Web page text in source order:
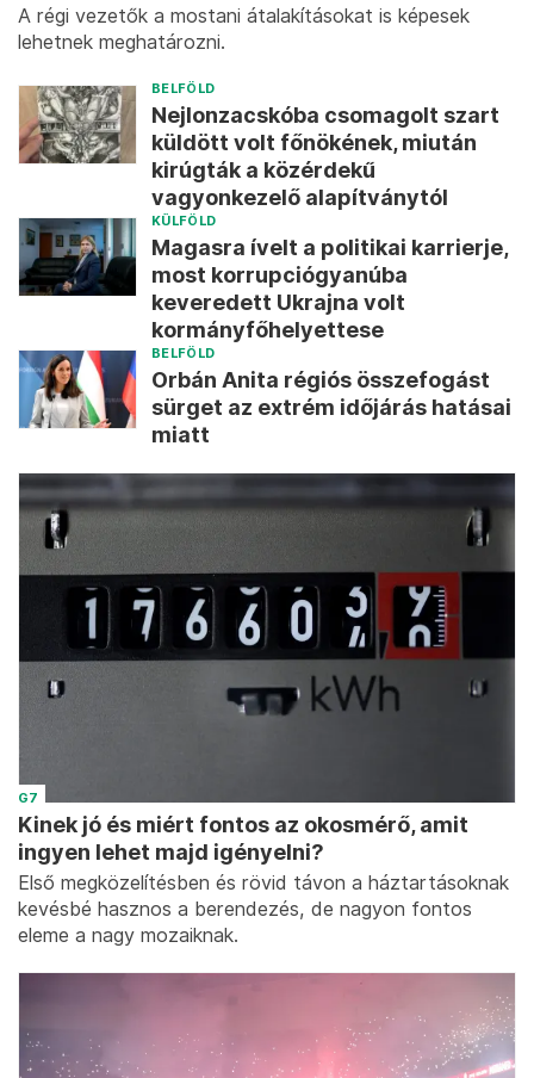
A régi vezetők a mostani átalakításokat is képesek
lehetnek meghatározni.
BELFÖLD
Nejlonzacskóba csomagolt szart
küldött volt főnökének, miután
kirúgták a közérdekű
vagyonkezelő alapítványtól
KÜLFÖLD
Magasra ívelt a politikai karrierje,
most korrupciógyanúba
keveredett Ukrajna volt
kormányfőhelyettese
BELFÖLD
Orbán Anita régiós összefogást
sürget az extrém időjárás hatásai
miatt
G7
Kinek jó és miért fontos az okosmérő, amit
ingyen lehet majd igényelni?
Első megközelítésben és rövid távon a háztartásoknak
kevésbé hasznos a berendezés, de nagyon fontos
eleme a nagy mozaiknak.